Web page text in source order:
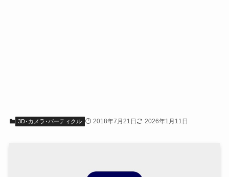
3D･カメラ･パーティクル 2018年7月21日 2026年1月11日